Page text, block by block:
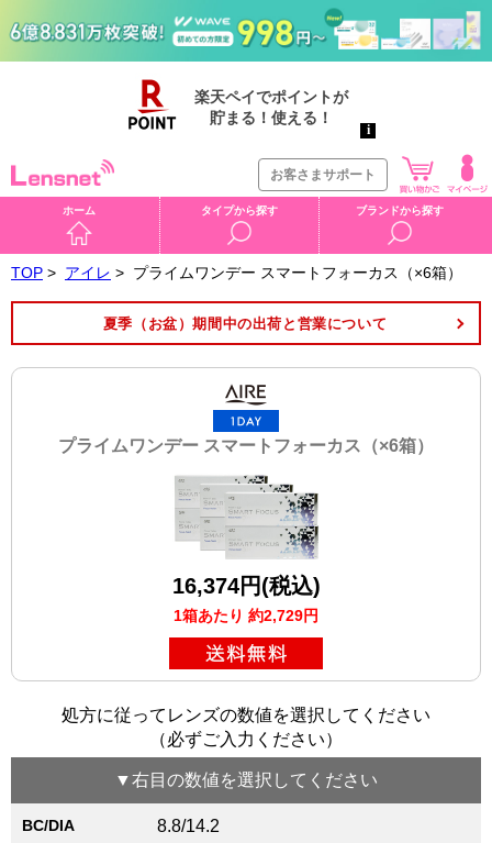
お客さまサポート
ホーム タイプから探す ブランドから探す
TOP > アイレ > プライムワンデー スマートフォーカス（×6箱）
夏季（お盆）期間中の出荷と営業について
プライムワンデー スマートフォーカス（×6箱）
16,374円(税込)
1箱あたり 約2,729円
処方に従ってレンズの数値を選択してください
（必ずご入力ください）
▼右目 の数値を選択してください
BC/DIA 8.8/14.2